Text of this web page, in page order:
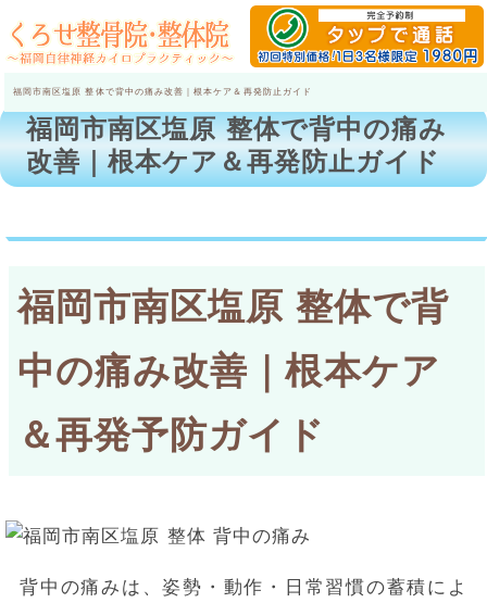
福岡市南区塩原 整体で背中の痛み改善｜根本ケア＆再発防止ガイド
福岡市南区塩原 整体で背中の痛み
改善｜根本ケア＆再発防止ガイド
福岡市南区塩原 整体で背
中の痛み改善｜根本ケア
＆再発予防ガイド
背中の痛みは、姿勢・動作・日常習慣の蓄積によ